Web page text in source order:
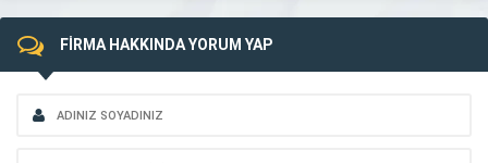
FİRMA HAKKINDA YORUM YAP